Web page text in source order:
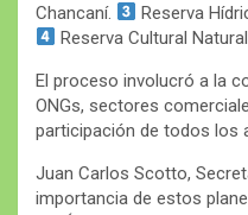
Chancaní.
Reserva
Reserva Cultural
El proceso involucró a la
ONGs, sectores
participación de todos los
Juan Carlos Scotto,
importancia de estos